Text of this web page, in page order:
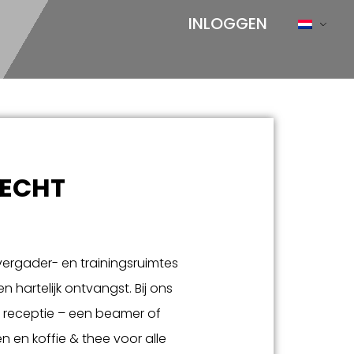
INLOGGEN
en trainingsruimtes
hartelijk ontvangst. Bij ons
– een beamer of
en koffie & thee voor alle